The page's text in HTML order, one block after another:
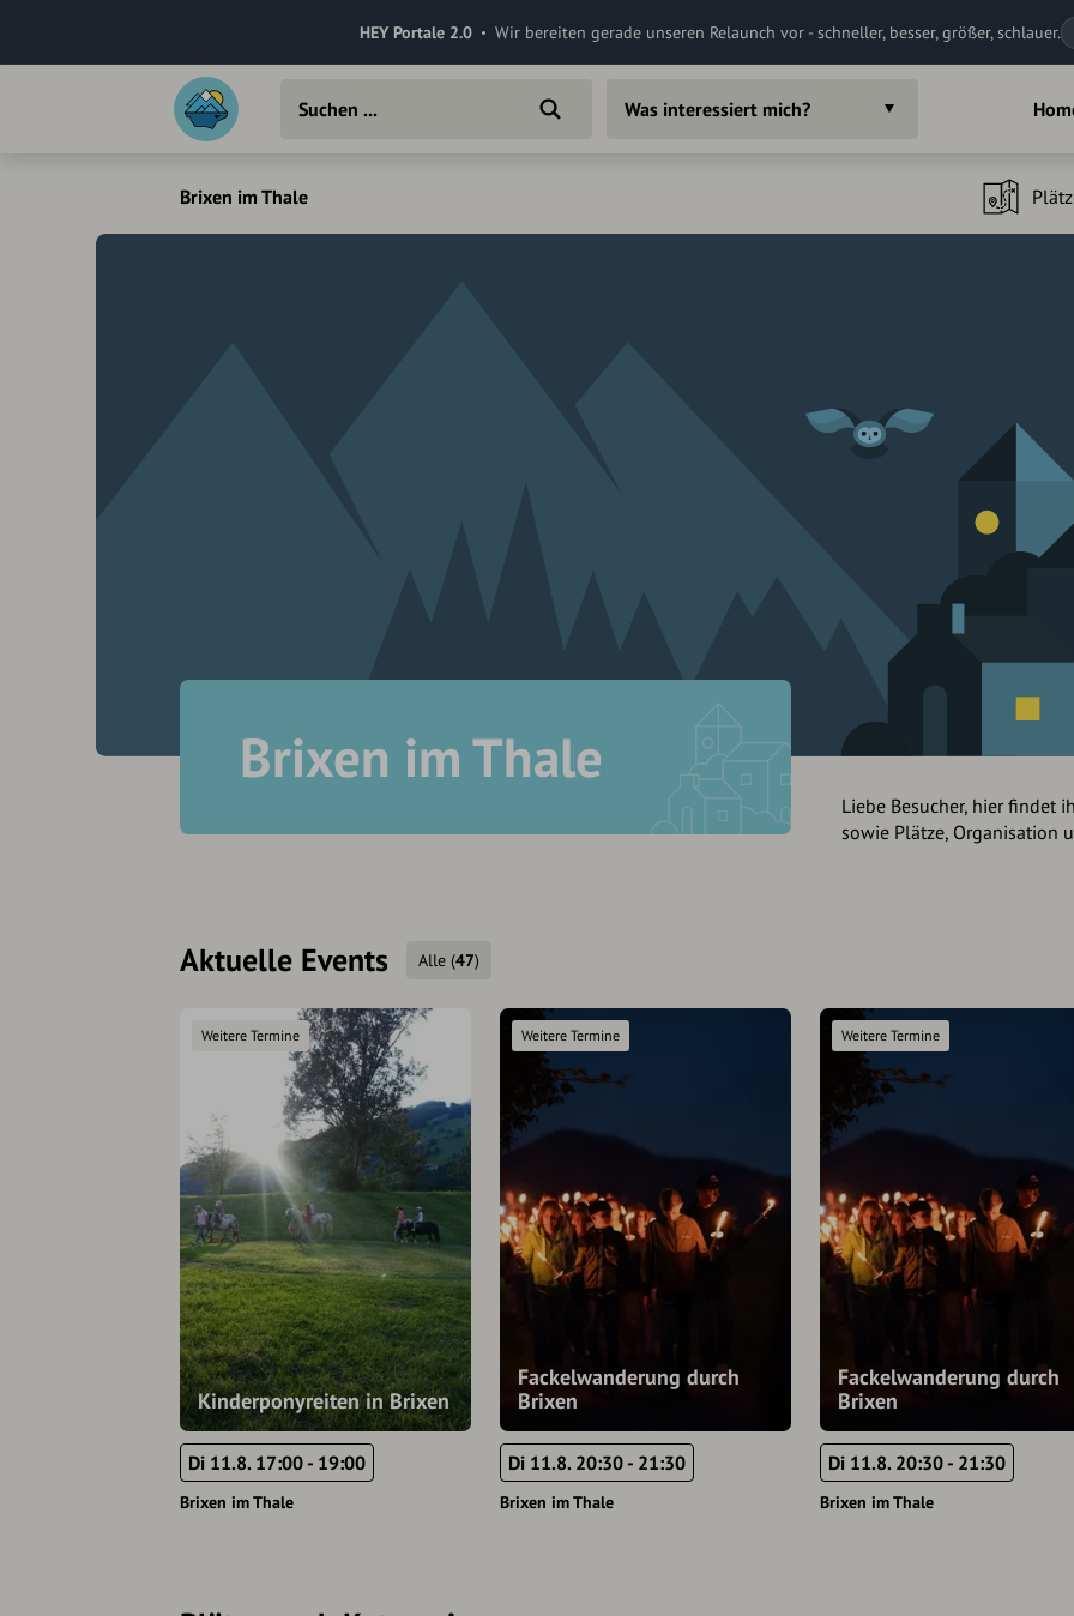
HEY Portale 2.0 Wir bereiten gerade unseren Relaunch vor - schneller, besser, größer, schlauer.
Was interessiert mich?
Brixen im Thale
Brixen im Thale
Liebe Besucher, hier findet
sowie Plätze, Organisation
Aktuelle Events Alle (47)
Kinderponyreiten in Brixen
Weitere Termine
Di 11.8. 17:00 - 19:00
Brixen im Thale
Fackelwanderung durch
Brixen
Weitere Termine
Di 11.8. 20:30 - 21:30
Brixen im Thale
Fackelwanderung durch
Brixen
Weitere Termine
Di 11.8. 20:30 - 21:30
Brixen im Thale